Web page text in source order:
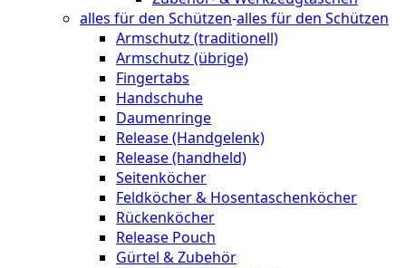
alles für den Schützen-alles für den Schützen
Armschutz (traditionell)
Armschutz (übrige)
Fingertabs
Handschuhe
Daumenringe
Release (Handgelenk)
Release (handheld)
Seitenköcher
Feldköcher & Hosentaschenköcher
Rückenköcher
Release Pouch
Gürtel & Zubehör